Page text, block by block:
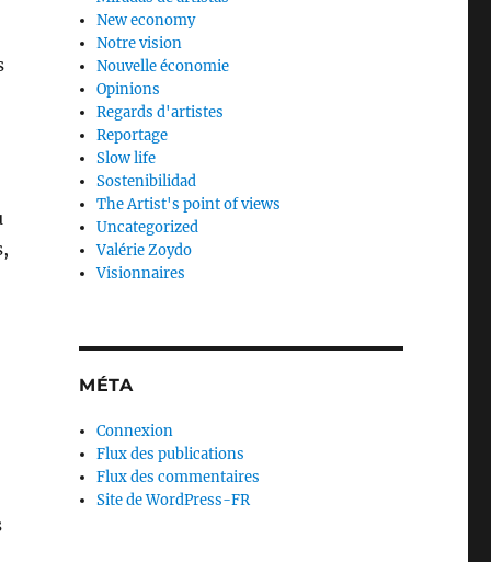
New economy
Notre vision
Nouvelle économie
Opinions
Regards d'artistes
Reportage
Slow life
Sostenibilidad
The Artist's point of views
Uncategorized
Valérie Zoydo
Visionnaires
MÉTA
Connexion
Flux des publications
Flux des commentaires
Site de WordPress-FR